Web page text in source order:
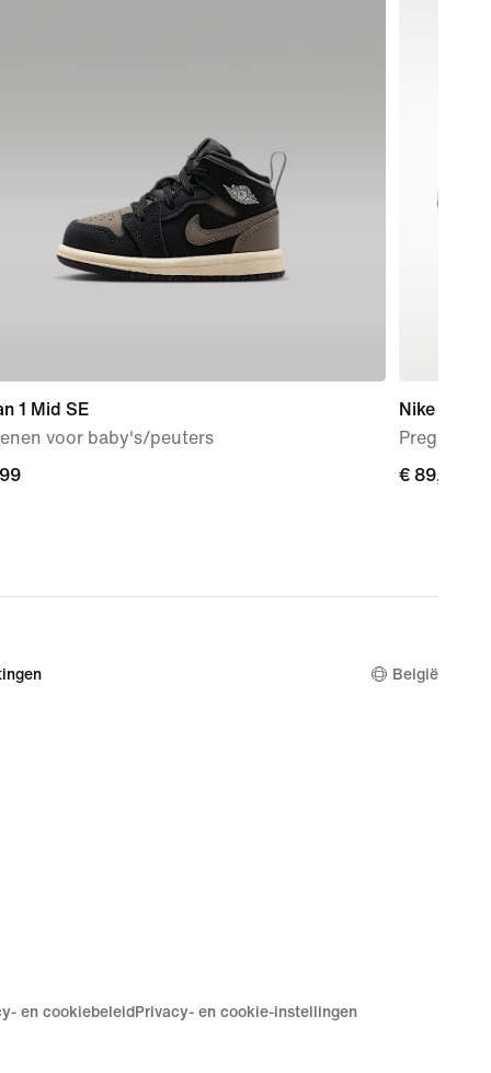
1 Mid SE
voor baby's/peuters
Nike Mind
Pregame
€ 89,99
€ 89,99
België
en cookiebeleid Privacy- en cookie-instellingen